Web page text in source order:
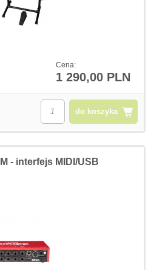
Cena:
1 290,00 PLN
do koszyka
- interfejs MIDI/USB